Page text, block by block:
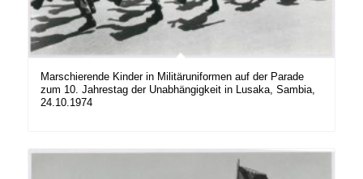
Marschierende Kinder in Militäruniformen auf der Parade
zum 10. Jahrestag der Unabhängigkeit in Lusaka, Sambia,
24.10.1974